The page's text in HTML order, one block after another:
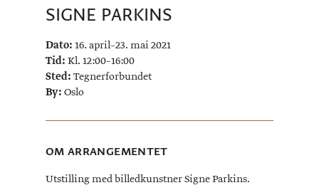
SIGNE PARKINS
Dato: 16. april–23. mai 2021
Tid: Kl. 12:00–16:00
Sted: Tegnerforbundet
By: Oslo
OM ARRANGEMENTET
Utstilling med billedkunstner Signe Parkins.